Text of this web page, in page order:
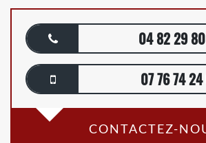
04 82 29
07 76 74
CONTACTEZ-